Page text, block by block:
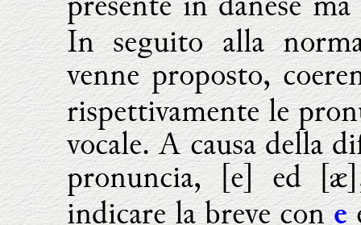
In seguito alla
venne proposto,
rispettivamente le
vocale. A causa della
pronuncia, [e] ed
indicare la breve cone